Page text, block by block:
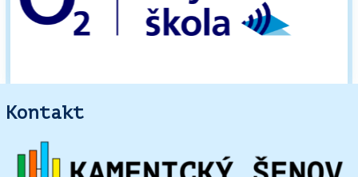
Kontakt